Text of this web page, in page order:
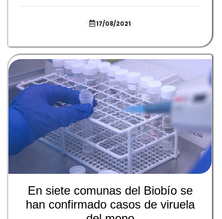
17/08/2021
En siete comunas del Biobío se
han confirmado casos de viruela